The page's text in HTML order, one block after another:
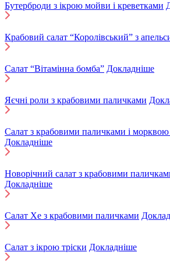
Бутерброди з ікрою мойви і креветками
Крабовий салат “Королівський” з
Салат “Вітамінна бомба” Докладніше
Яєчні роли з крабовими паличками
Салат з крабовими паличками і морквою
Докладніше
Новорічний салат з крабовими
Докладніше
Салат Хе з крабовими паличками
Салат з ікрою тріски Докладніше